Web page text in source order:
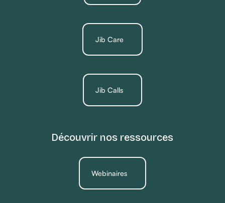
Jib Care
Jib Calls
Découvrir nos ressources
Webinaires